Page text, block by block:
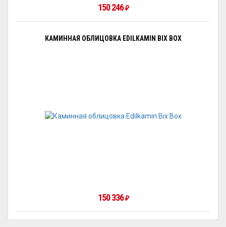
150 246₽
КАМИННАЯ ОБЛИЦОВКА EDILKAMIN BIX BOX
150 336₽